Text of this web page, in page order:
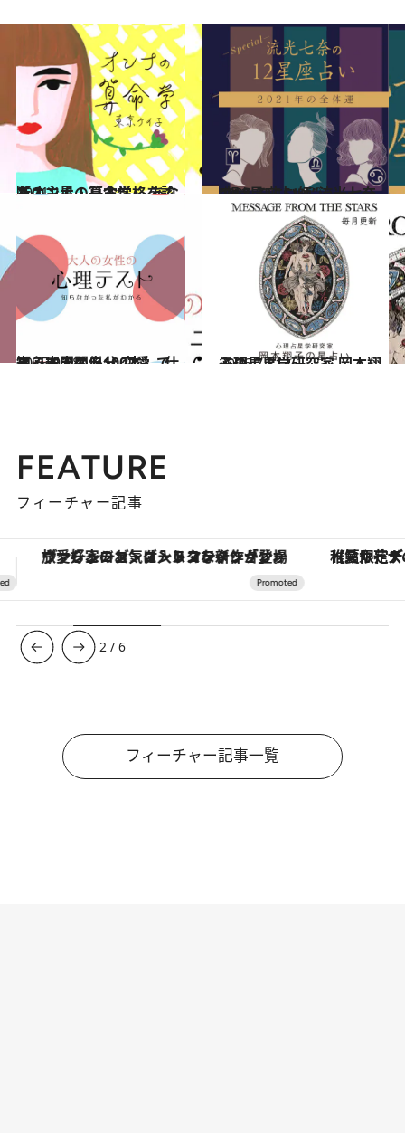
2021.1.6
「オンナの算命学」 あなたの主星・基本性格を診断！
占い 2020.12.15
“視える占い師”流光七奈の12星座占い♡
占い
2025.9.28
【心理テスト100本】で知る本当の自分 恋愛、仕事、人間関係…
占い 2026.7.31
心理占星学研究家 岡本翔子の星占い
占い
FEATURE
フィーチャー記事
【夏限定ディナーコース】旬を迎える稚鮎や花ズッキーニなどをイタリア・トスカーナの郷土料理の手法で満喫！ 【銀座で出合う最旬美容】美髪ケアや上質
3 /6
フィーチャー記事一覧